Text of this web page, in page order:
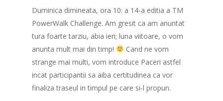
Duminica dimineata, ora 10: a 14-a editia a TM
PowerWalk Challenge. Am gresit ca am anuntat
tura foarte tarziu, abia ieri; luna viitoare, o vom
anunta mult mai din timp!
Cand ne vom
strange mai multi, vom introduce Paceri astfel
incat participantii sa aiba certitudinea ca vor
finaliza traseul in timpul pe care si-l propun.